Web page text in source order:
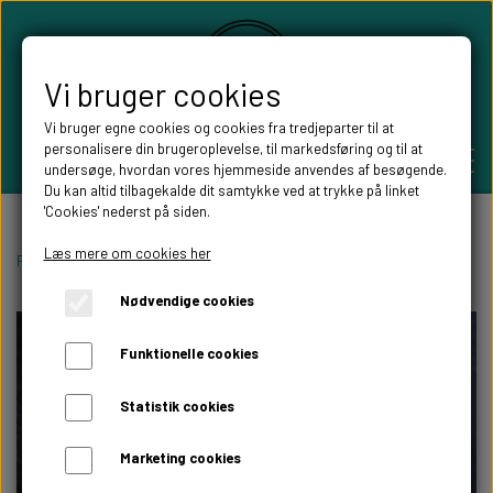
PERSONLIGE GAVER
BRYLLUPS GAVER
DÅBSGAVER/ NAVNGIVNING
SKILTE TIL FESTEN
WILLOW TREE FIGURER
WILLOW TREE BRYLLUPS FIGURER
Forside Personlige gaver Gaveæsker i træ
Vi bruger cookies
Vi bruger egne cookies og cookies fra tredjeparter til at
personalisere din brugeroplevelse, til markedsføring og til at
undersøge, hvordan vores hjemmeside anvendes af besøgende.
Du kan altid tilbagekalde dit samtykke ved at trykke på linket
'Cookies' nederst på siden.
Læs mere om cookies her
Nødvendige cookies
Funktionelle cookies
Statistik cookies
Marketing cookies